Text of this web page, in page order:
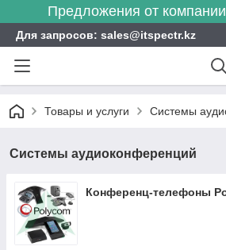
Предложения от
Для запросов: sales@itspectr.kz
Товары и услуги Системы
Системы аудиоконференций
Конференц-телефоны